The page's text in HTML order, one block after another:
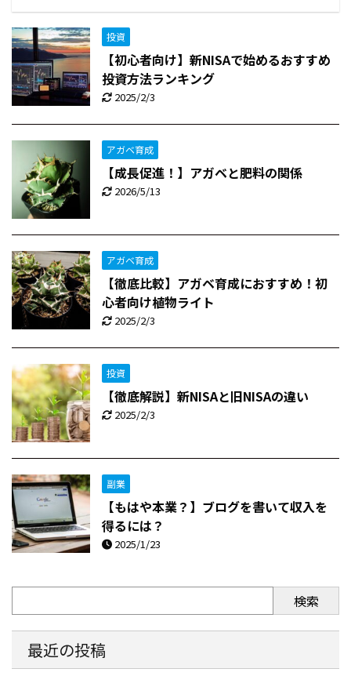
投資
【初心者向け】新NISAで始めるおすすめ
投資方法ランキング
2025/2/3
アガベ育成
【成長促進！】アガベと肥料の関係
2026/5/13
アガベ育成
【徹底比較】アガベ育成におすすめ！初
心者向け植物ライト
2025/2/3
投資
【徹底解説】新NISAと旧NISAの違い
2025/2/3
副業
【もはや本業？】ブログを書いて収入を
得るには？
2025/1/23
検索
最近の投稿